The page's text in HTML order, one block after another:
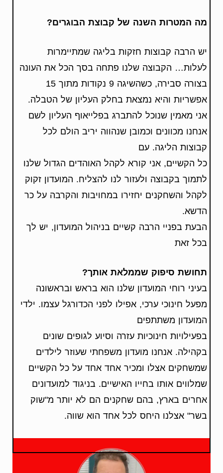
מה המטרות השנה של קבוצת הבוגרים?
יש הרבה קבוצות חזקות בליגה שמתיימרות
לעלות… הקבוצה שלנו פתחה בסך הכל את העונה
בצורה סבירה, כשהשיגה 9 נקודות מתוך 15
אפשריות והיא נמצאת בחלק העליון של הטבלה.
אני מאמין שנוכל להתברג בפלייאוף העליון לשם
אנחנו מכוונים וכמובן שנהווה יריב הולם לכל
קבוצות הליגה. עם
כל הקשיים, אני קורא לקהל האוהדים הגדול שלנו
לתמוך בקבוצה ולעזור לנו להצליח. המועדון זקוק
לקהל והשחקנים יחזירו במחויבות והקרבה על כר
הדשא.
הבעת בפניי הרבה קשיים בניהול המועדון, יש לך
בכל זאת
תחושת סיפוק שממלאת אותך?
בעיני רוחי המועדון שלנו הוא בראש ובראשונה
מפעל חינוכי ערכי, אפילו לפני הכדורגל עצמו. ילדי
המועדון משתתפים
בפעילויות חינוכיות עזרה וסיוע לגופים שונים
בקהילה. אנחנו מועדון משפחתי שעוזר לילדים
שמשחקים אצלו ומכיר אחד אחד על כל הקשיים
שמלווים אותו בחייו האישיים. בניגוד למועדונים
אחרים בארץ, בהם שחקנים הם לא יותר מ"שוק
בשר" אצלנו היחס לכל אחד הוא שווה.